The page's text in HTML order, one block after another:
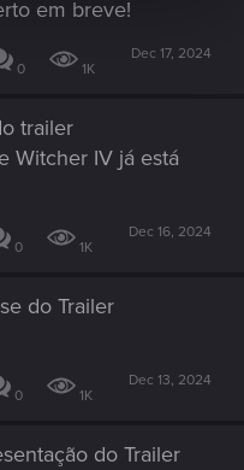
em breve!
0 1K
Dec 17, 2024
trailer
Witcher IV já está
0 1K
Dec 16, 2024
do Trailer
0 1K
Dec 13, 2024
do Trailer